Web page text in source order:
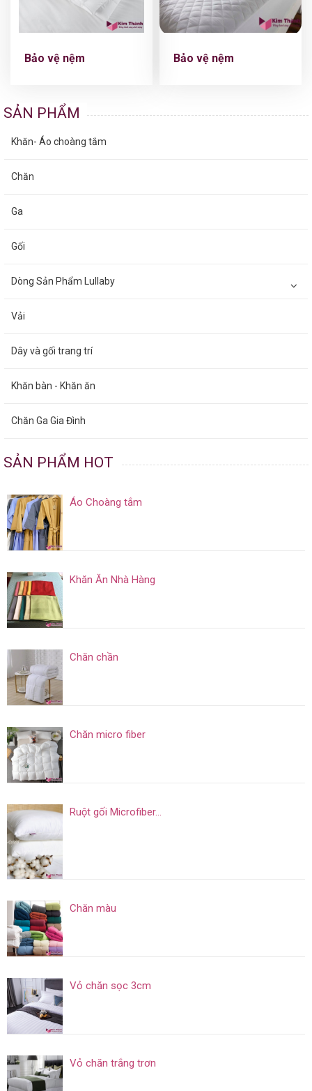
Bảo vệ nệm Bảo vệ nệm
SẢN PHẨM
Khăn- Áo choàng tắm
Chăn
Ga
Gối
Dòng Sản Phẩm Lullaby
Vải
Dây và gối trang trí
Khăn bàn - Khăn ăn
Chăn Ga Gia Đình
SẢN PHẨM HOT
Áo Choàng tắm
Khăn Ăn Nhà Hàng
Chăn chần
Chăn micro fiber
Ruột gối Microfiber...
Chăn màu
Vỏ chăn sọc 3cm
Vỏ chăn trắng trơn